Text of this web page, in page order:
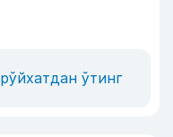
рўйхатдан ўтинг